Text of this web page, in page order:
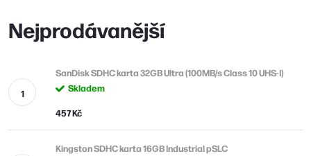
Nejprodávanější
SanDisk SDHC karta 32GB Ultra (100MB/s Class 10 UHS-I)
Skladem
457 Kč
Kingston SDHC karta 16GB Industrial pSLC